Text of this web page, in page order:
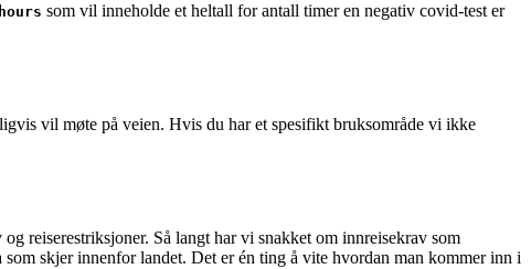
som vil inneholde et heltall for antall timer en negativ covid-test er
vil møte på veien. Hvis du har et spesifikt bruksområde vi ikke
reiserestriksjoner. Så langt har vi snakket om innreisekrav som
skjer innenfor landet. Det er én ting å vite hvordan man kommer inn i